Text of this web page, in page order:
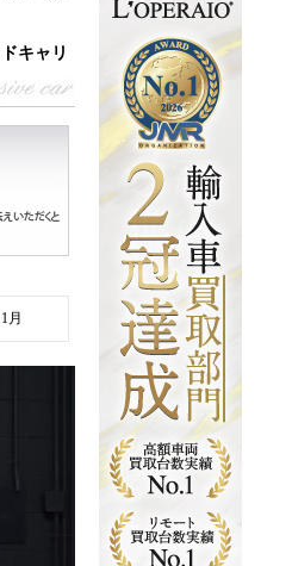
キャリ
月